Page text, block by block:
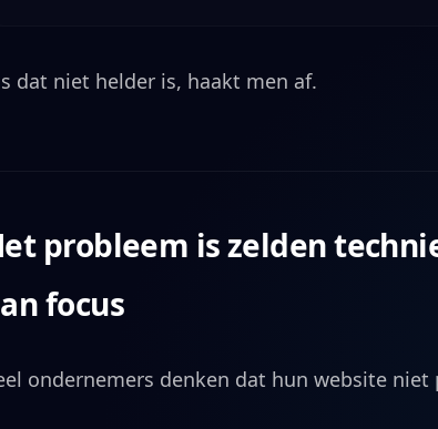
dat niet helder is, haakt men af.
probleem is zelden
focus
ondernemers denken dat hun website